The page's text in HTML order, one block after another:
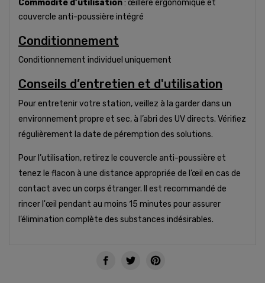
Commodité d’utilisation: œillère ergonomique et
couvercle anti-poussière intégré
Conditionnement
Conditionnement individuel uniquement
Conseils d’entretien et d'utilisation
Pour entretenir votre station, veillez à la garder dans un
environnement propre et sec, à l’abri des UV directs. Vérifiez
régulièrement la date de péremption des solutions.
Pour l’utilisation, retirez le couvercle anti-poussière et
tenez le flacon à une distance appropriée de l’œil en cas de
contact avec un corps étranger. Il est recommandé de
rincer l'œil pendant au moins 15 minutes pour assurer
l’élimination complète des substances indésirables.